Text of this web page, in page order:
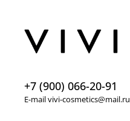
+7 (900) 066-20-91
E-mail vivi-cosmetics@mail.ru